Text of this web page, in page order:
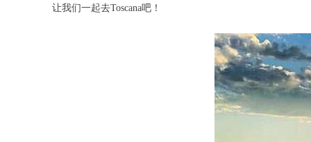
让我们一起去Toscana吧！